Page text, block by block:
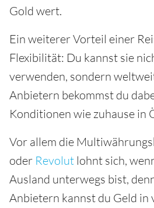
Gold wert.
Ein weiterer Vorteil einer
Flexibilität: Du kannst sie
verwenden, sondern
Anbietern bekommst du
Konditionen wie zuhause in
Vor allem die
oder Revolut lohnt sich,
Ausland unterwegs bist,
Anbietern kannst du Geld in